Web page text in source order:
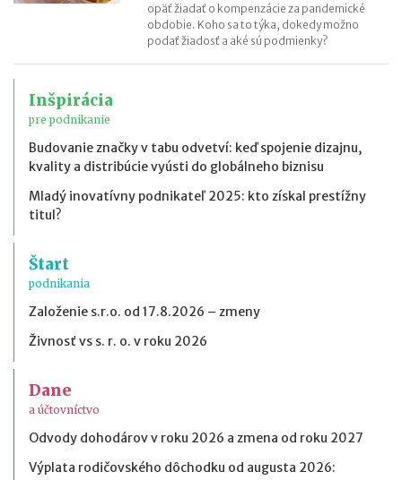
opäť žiadať o kompenzácie za pandemické
obdobie. Koho sa to týka, dokedy možno
podať žiadosť a aké sú podmienky?
Inšpirácia
pre podnikanie
Budovanie značky v tabu odvetví: keď spojenie dizajnu,
kvality a distribúcie vyústi do globálneho biznisu
Mladý inovatívny podnikateľ 2025: kto získal prestížny
titul?
Štart
podnikania
Založenie s.r.o. od 17.8.2026 – zmeny
Živnosť vs s. r. o. v roku 2026
Dane
a účtovníctvo
Odvody dohodárov v roku 2026 a zmena od roku 2027
Výplata rodičovského dôchodku od augusta 2026: